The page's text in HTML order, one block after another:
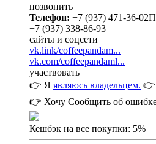
позвонить
Телефон: +7 (937) 471-36-02
+7 (937) 338-86-93
сайты и соцсети
vk.link/coffeepandam...
vk.com/coffeepandaml...
участвовать
👉 Я являюсь владельцем. 👉
👉 Хочу Сообщить об
Кешбэк на все покупки: 5%